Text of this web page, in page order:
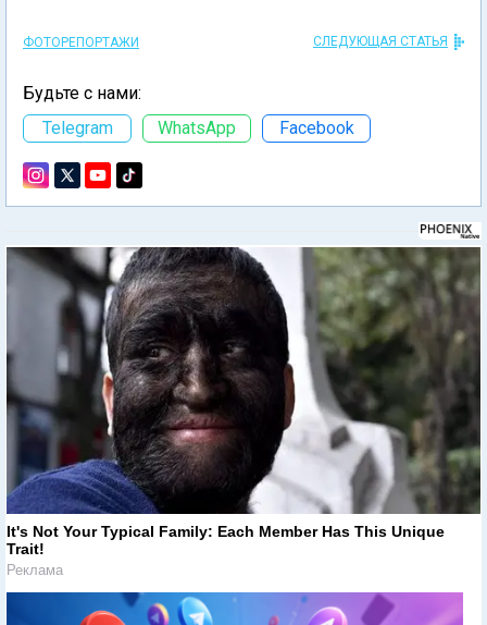
ФОТОРЕПОРТАЖИ СЛЕДУЮЩАЯ СТАТЬЯ
Будьте с нами:
Telegram
WhatsApp Facebook
It's Not Your Typical Family: Each Member Has This Unique
Trait!
Реклама